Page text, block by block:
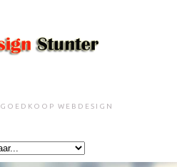
GOEDKOOP WEBDESIGN